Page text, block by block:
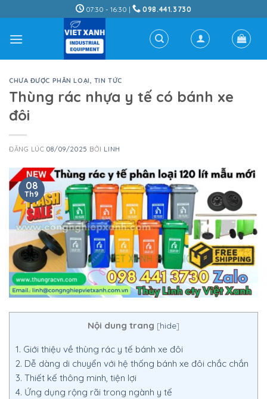
to
content
07:30 - 16:30 | 098.441.3730
CHƯA ĐƯỢC PHÂN LOẠI, TIN TỨC
Thùng rác nhựa y tế có bánh xe
đôi
ĐĂNG LÚC08/09/2025 BỞI LINH
08
Th9
Nội dung trang [hide]
1. Giới thiệu về thùng rác y tế bánh xe đôi
2. Dễ dàng di chuyển với hệ thống bánh xe đôi chắc chắn
3. Thiết kế thông minh, tiện lợi
4. Ứng dụng rộng rãi trong ngành y tế